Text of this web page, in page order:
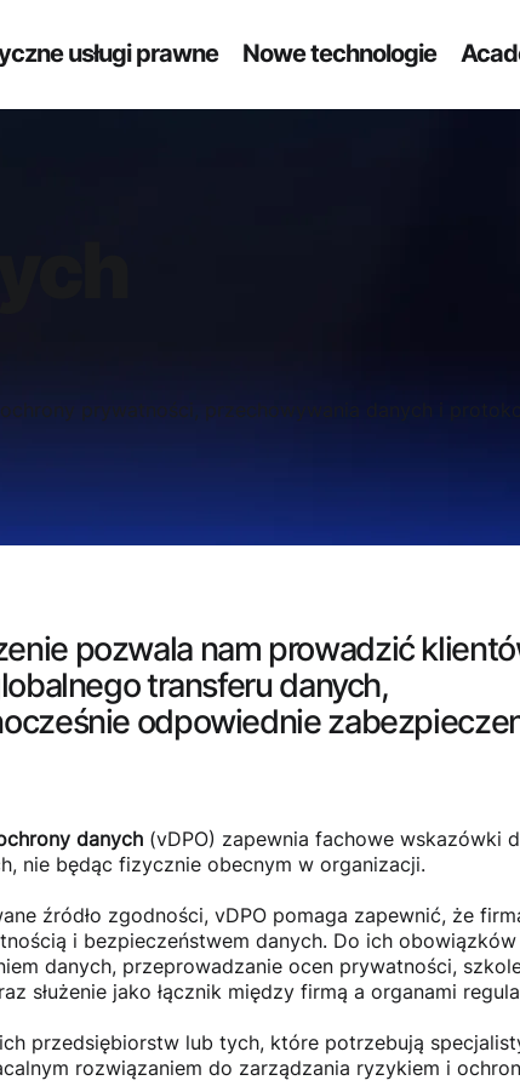
usługi prawne Nowe technologie
pozwala nam prowadzić
transferu danych,
odpowiednie
danych (vDPO) zapewnia fachowe wskazówki
nie będąc fizycznie obecnym w organizacji.
źródło zgodności, vDPO pomaga zapewnić, że
i bezpieczeństwem danych. Do ich
danych, przeprowadzanie ocen prywatności,
służenie jako łącznik między firmą a organami
przedsiębiorstw lub tych, które potrzebują
rozwiązaniem do zarządzania ryzykiem i
prywatności, przechowywania danych i